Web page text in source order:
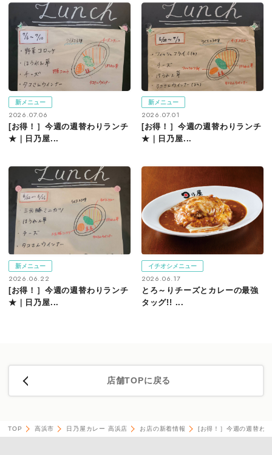
新メニュー
2026.07.06
[お得！］今週の週替わりランチ
★｜日乃屋...
新メニュー
2026.07.01
[お得！］今週の週替わりランチ
★｜日乃屋...
新メニュー
2026.06.22
[お得！］今週の週替わりランチ
★｜日乃屋...
イチオシメニュー
2026.06.17
とろ～りチーズとカレーの最強
タッグ!! ...
店舗TOPに戻る
TOP 高浜市 日乃屋カレー 高浜店 お店の新着情報 [お得！］今週の週替わ